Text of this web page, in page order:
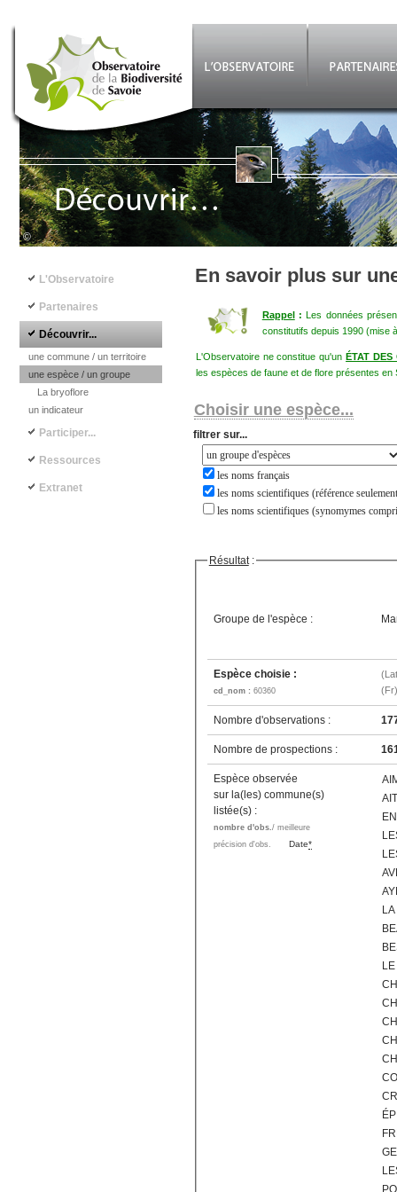
Aller au contenu principal
©
En savoir plus sur
Rappel:Les données
constitutifs depuis 1990 (mise
L'Observatoire ne constitue qu'unÉTAT DES
les espèces de faune et de flore présentes en
Choisir une espèce...
filtrer sur...
les noms français
les noms scientifiques (référence
les noms scientifiques (synomymes
Résultat:
Groupe de l'espèce :
Espèce choisie :
cd_nom : 60360
Nombre d'observations :
Nombre de prospections :
Espèce observée
sur la(les) commune(s)
listée(s) :
nombre d'obs./ meilleure
précision d'obs.
Date*
Navigation principale
L'Observatoire
Partenaires
Découvrir...
une commune / un territoire
une espèce / un groupe
La bryoflore
un indicateur
Participer...
Ressources
Extranet